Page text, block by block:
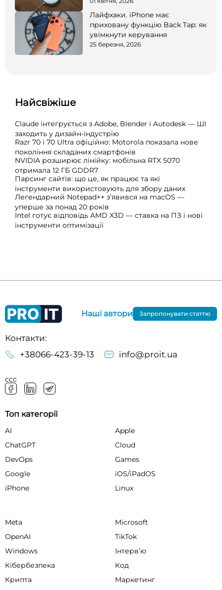
Лайфхаки. iPhone має
приховану функцію Back Tap: як
увімкнути керування
25 березня, 2026
Найсвіжіше
Claude інтегрується з Adobe, Blender і Autodesk — ШІ
заходить у дизайн-індустрію
Razr 70 і 70 Ultra офіційно: Motorola показала нове
покоління складаних смартфонів
NVIDIA розширює лінійку: мобільна RTX 5070
отримала 12 ГБ GDDR7
Парсинг сайтів: що це, як працює та які
інструменти використовують для збору даних
Легендарний Notepad++ з’явився на macOS —
уперше за понад 20 років
Intel готує відповідь AMD X3D — ставка на ПЗ і нові
інструменти оптимізації
Контакти:
+38066-423-39-13
info@proit.ua
ссс
Наші автори Запропонувати статтю
Топ категорії
AI
Apple
ChatGPT
Cloud
DevOps
Games
Google
iOS/iPadOS
iPhone
Linux
Meta
Microsoft
OpenAI
TikTok
Windows
Інтервʼю
Кібербезпека
Код
Крипта
Маркетинг